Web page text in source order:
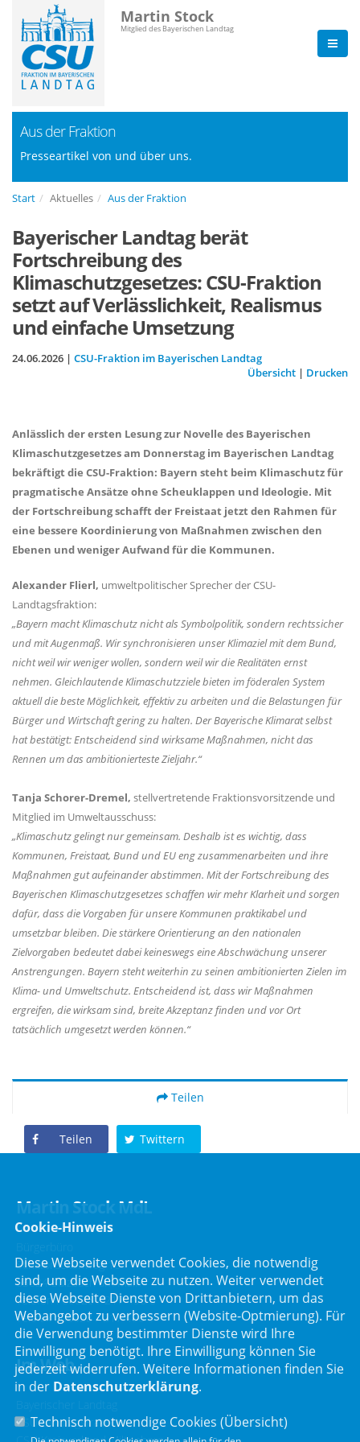
Martin Stock
Mitglied des Bayerischen Landtag
Aus der Fraktion
Presseartikel von und über uns.
Start Aktuelles Aus der Fraktion
Bayerischer Landtag berät
Fortschreibung des
Klimaschutzgesetzes: CSU-Fraktion
setzt auf Verlässlichkeit, Realismus
und einfache Umsetzung
24.06.2026 | CSU-Fraktion im Bayerischen Landtag
Übersicht | Drucken
Anlässlich der ersten Lesung zur Novelle des Bayerischen
Klimaschutzgesetzes am Donnerstag im Bayerischen Landtag
bekräftigt die CSU-Fraktion: Bayern steht beim Klimaschutz für
pragmatische Ansätze ohne Scheuklappen und Ideologie. Mit
der Fortschreibung schafft der Freistaat jetzt den Rahmen für
eine bessere Koordinierung von Maßnahmen zwischen den
Ebenen und weniger Aufwand für die Kommunen.
Alexander Flierl, umweltpolitischer Sprecher der CSU-
Landtagsfraktion:
Bayern macht Klimaschutz nicht als Symbolpolitik, sondern rechtssicher
und mit Augenmaß. Wir synchronisieren unser Klimaziel mit dem Bund,
nicht weil wir weniger wollen, sondern weil wir die Realitäten ernst
nehmen. Gleichlautende Klimaschutzziele bieten im föderalen System
aktuell die beste Möglichkeit, effektiv zu arbeiten und die Belastungen für
Bürger und Wirtschaft gering zu halten. Der Bayerische Klimarat selbst
hat bestätigt: Entscheidend sind wirksame Maßnahmen, nicht das
Rennen um das ambitionierteste Zieljahr.“
Tanja Schorer-Dremel, stellvertretende Fraktionsvorsitzende und
Mitglied im Umweltausschuss:
Klimaschutz gelingt nur gemeinsam. Deshalb ist es wichtig, dass
Kommunen, Freistaat, Bund und EU eng zusammenarbeiten und ihre
Maßnahmen gut aufeinander abstimmen. Mit der Fortschreibung des
Bayerischen Klimaschutzgesetzes schaffen wir mehr Klarheit und sorgen
dafür, dass die Vorgaben für unsere Kommunen praktikabel und
umsetzbar bleiben. Die stärkere Orientierung an den nationalen
Zielvorgaben bedeutet dabei keineswegs eine Abschwächung unserer
Anstrengungen. Bayern steht weiterhin zu seinen ambitionierten Zielen im
Klima- und Umweltschutz. Entscheidend ist, dass wir Maßnahmen
ergreifen, die wirksam sind, breite Akzeptanz finden und vor Ort
tatsächlich umgesetzt werden können.“
Teilen
Teilen Twittern
Martin Stock MdL
Bürgerbüro
Schafbrückenweg 10
63834 Sulzbach am Main
Telefon :06028 / 217 496 0
Telefax : 06028 / 217 496 9
Im Web
CSU Landtagsfraktion
Cookie-Hinweis
Diese Webseite verwendet Cookies, die notwendig
sind, um die Webseite zu nutzen. Weiter verwendet
diese Webseite Dienste von Drittanbietern, um das
Webangebot zu verbessern (Website-Optmierung). Für
die Verwendung bestimmter Dienste wird Ihre
Einwilligung benötigt. Ihre Einwilligung können Sie
jederzeit widerrufen. Weitere Informationen finden Sie
in der Datenschutzerklärung.
Technisch notwendige Cookies (Übersicht)